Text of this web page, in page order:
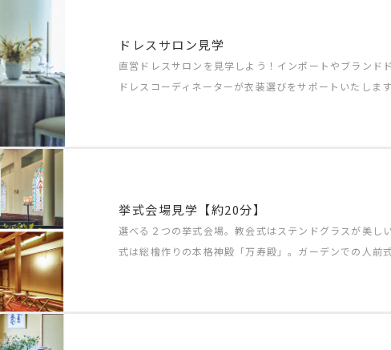
ドレスサロン見学
直営ドレスサロンを見学しよう！インポートやブランド
ドレスコーディネーターが衣装選びをサポートいたします
挙式会場見学【約20分】
選べる２つの挙式会場。教会式はステンドグラスが美し
式は総檜作りの本格神殿「万寿殿」。ガーデンでの人前